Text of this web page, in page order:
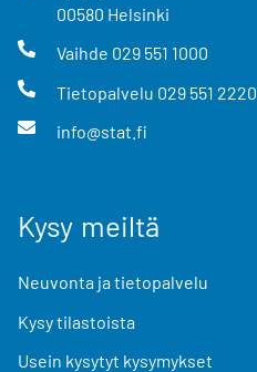
00580 Helsinki
Vaihde 029 551 1000
Tietopalvelu 029 551 2220
info@stat.fi
Kysy meiltä
Neuvonta ja tietopalvelu
Kysy tilastoista
Usein kysytyt kysymykset